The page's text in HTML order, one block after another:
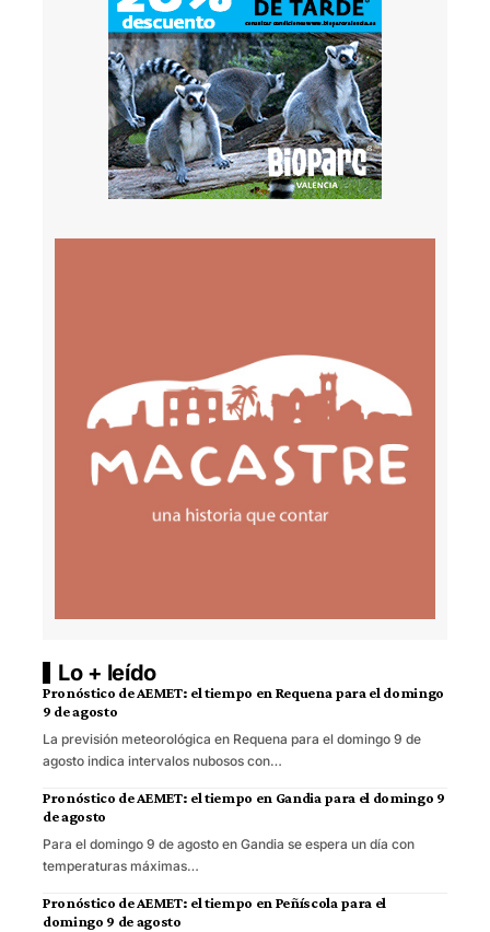
Lo + leído
Pronóstico de AEMET: el tiempo en Requena para el domingo
9 de agosto
La previsión meteorológica en Requena para el domingo 9 de
agosto indica intervalos nubosos con…
Pronóstico de AEMET: el tiempo en Gandia para el domingo 9
de agosto
Para el domingo 9 de agosto en Gandia se espera un día con
temperaturas máximas…
Pronóstico de AEMET: el tiempo en Peñíscola para el
domingo 9 de agosto